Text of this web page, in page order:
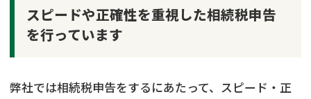
スピードや正確性を重視した相続税申告
を行っています
弊社では相続税申告をするにあたって、スピード・正